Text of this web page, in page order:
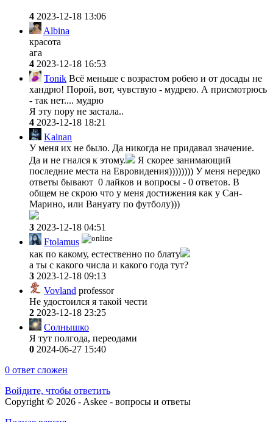
4 2023-12-18 13:06
Albina
красота
ага
4 2023-12-18 16:53
Tonik Всё меньше с возрастом робею и от досады не
хандрю! Порой, вот, чувствую - мудрею. А присмотрюсь
- так нет.... мудрю
Я эту пору не застала..
4 2023-12-18 18:21
Kainan
У меня их не было. Да никогда не придавал значение.
Да и не гнался к этому.
Я скорее занимающий
последние места на Евровидения)))))))) У меня нередко
ответы бывают 0 лайков и вопросы - 0 ответов. В
общем не скрою что у меня достижения как у Сан-
Марино, или Вануату по футболу)))
3 2023-12-18 04:51
Ftolamus
как по какому, естественно по блату
а ты с какого числа и какого года тут?
3 2023-12-18 09:13
Vovland professor
Не удостоился я такой чести
2 2023-12-18 23:25
Солнышко
Я тут полгода, переодами
0 2024-06-27 15:40
0 ответ сложен
Войдите, чтобы ответить
Copyright © 2026 - Askee - вопросы и ответы